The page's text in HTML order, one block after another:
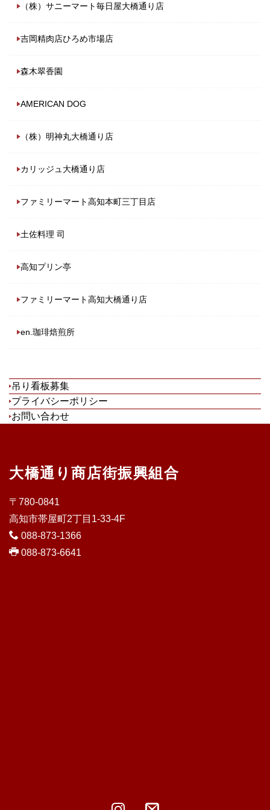
（株）サニーマート毎日屋大橋通り店
吉岡精肉店ひろめ市場店
森木翠香園
AMERICAN DOG
（株）明神丸大橋通り店
カリッジュ大橋通り店
ファミリーマート高知本町三丁目店
土佐料理 司
高知プリン亭
ファミリーマート高知大橋通り店
en.珈琲焙煎所
吊り看板募集
プライバシーポリシー
お問い合わせ
大橋通り商店街振興組合
〒780-0841
高知市帯屋町2丁目1-33-4F
088-873-1366
088-873-6641